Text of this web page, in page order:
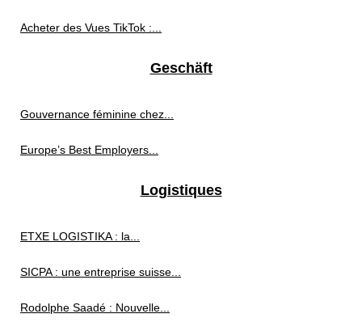
Acheter des Vues TikTok :...
Geschäft
Gouvernance féminine chez...
Europe’s Best Employers...
Logistiques
ETXE LOGISTIKA : la...
SICPA : une entreprise suisse...
Rodolphe Saadé : Nouvelle...